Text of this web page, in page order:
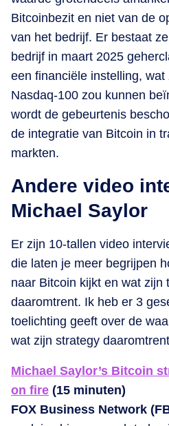
Bitcoinbezit en niet van de
van het bedrijf. Er bestaat
bedrijf in maart 2025
een financiële instelling,
Nasdaq-100 zou kunnen
wordt de gebeurtenis
de integratie van Bitcoin in
markten.
Andere video
Michael Saylor
Er zijn 10-tallen video
die laten je meer begrijpen
naar Bitcoin kijkt en wat zijn
daaromtrent. Ik heb er 3
toelichting geeft over de
wat zijn strategy
Michael Saylor’s Bitcoin
on fire (15 minuten)
FOX Business Network